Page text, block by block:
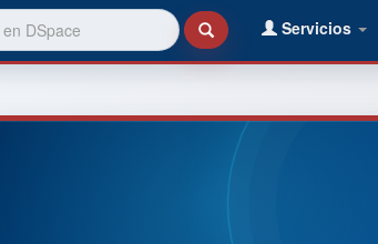
Servicios